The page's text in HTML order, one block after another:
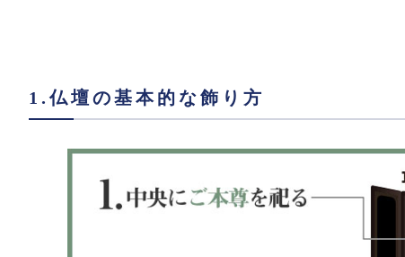
1.仏壇の基本的な飾り方